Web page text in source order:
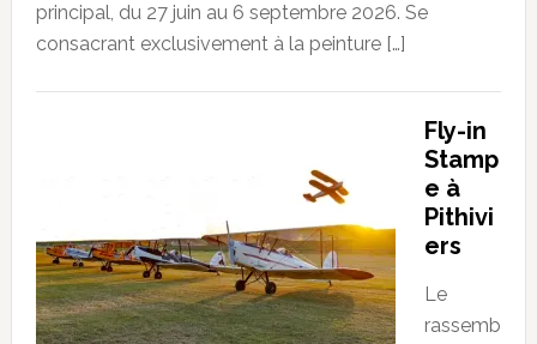
principal, du 27 juin au 6 septembre 2026. Se
consacrant exclusivement à la peinture […]
Fly-in
Stamp
e à
Pithivi
ers
Le
rassemb